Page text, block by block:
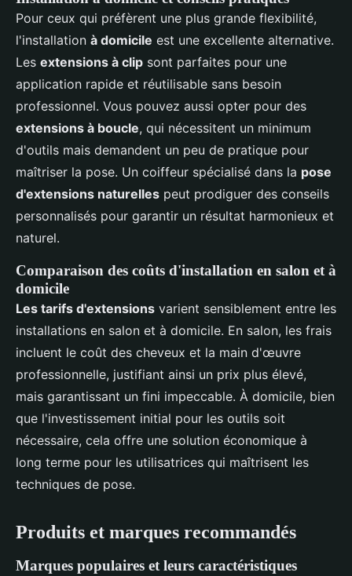
Pour ceux qui préfèrent une plus grande flexibilité,
l'installation à domicile est une excellente alternative.
Les extensions à clip sont parfaites pour une
application rapide et réutilisable sans besoin
professionnel. Vous pouvez aussi opter pour des
extensions à boucle, qui nécessitent un minimum
d'outils mais demandent un peu de pratique pour
maîtriser la pose. Un coiffeur spécialisé dans la pose
d'extensions naturelles peut prodiguer des conseils
personnalisés pour garantir un résultat harmonieux et
naturel.
Comparaison des coûts d'installation en salon et à
domicile
Les tarifs d'extensions varient sensiblement entre les
installations en salon et à domicile. En salon, les frais
incluent le coût des cheveux et la main d'œuvre
professionnelle, justifiant ainsi un prix plus élevé,
mais garantissant un fini impeccable. À domicile, bien
que l'investissement initial pour les outils soit
nécessaire, cela offre une solution économique à
long terme pour les utilisatrices qui maîtrisent les
techniques de pose.
Produits et marques recommandés
Marques populaires et leurs caractéristiques